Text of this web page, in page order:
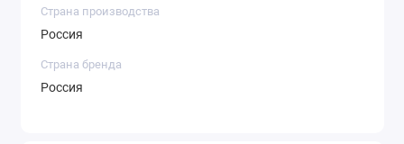
Страна производства
Россия
Страна бренда
Россия